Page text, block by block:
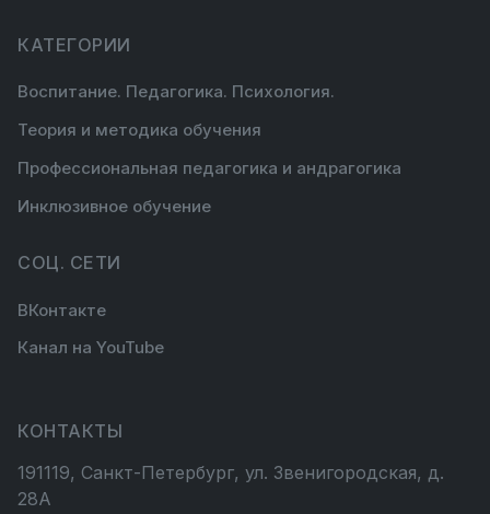
КАТЕГОРИИ
Воспитание. Педагогика. Психология.
Теория и методика обучения
Профессиональная педагогика и андрагогика
Инклюзивное обучение
СОЦ. СЕТИ
ВКонтакте
Канал на YouTube
КОНТАКТЫ
191119, Санкт-Петербург, ул. Звенигородская, д.
28А